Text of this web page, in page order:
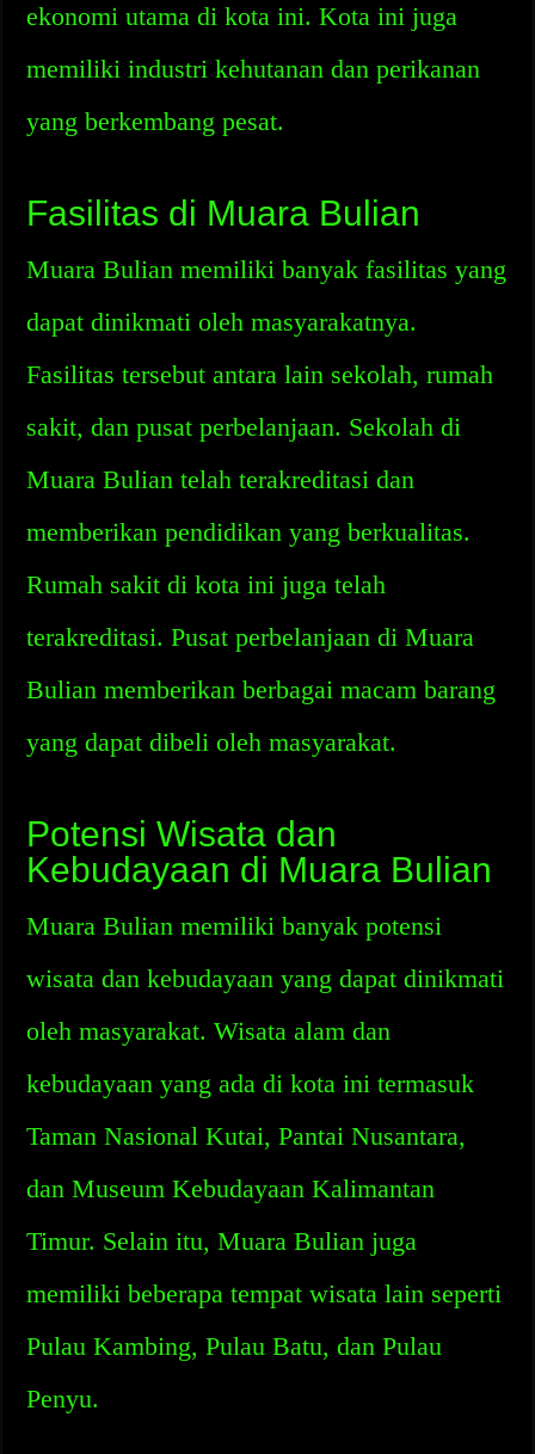
ekonomi utama di kota ini. Kota ini juga
memiliki industri kehutanan dan perikanan
yang berkembang pesat.
Fasilitas di Muara Bulian
Muara Bulian memiliki banyak fasilitas yang
dapat dinikmati oleh masyarakatnya.
Fasilitas tersebut antara lain sekolah, rumah
sakit, dan pusat perbelanjaan. Sekolah di
Muara Bulian telah terakreditasi dan
memberikan pendidikan yang berkualitas.
Rumah sakit di kota ini juga telah
terakreditasi. Pusat perbelanjaan di Muara
Bulian memberikan berbagai macam barang
yang dapat dibeli oleh masyarakat.
Potensi Wisata dan
Kebudayaan di Muara Bulian
Muara Bulian memiliki banyak potensi
wisata dan kebudayaan yang dapat dinikmati
oleh masyarakat. Wisata alam dan
kebudayaan yang ada di kota ini termasuk
Taman Nasional Kutai, Pantai Nusantara,
dan Museum Kebudayaan Kalimantan
Timur. Selain itu, Muara Bulian juga
memiliki beberapa tempat wisata lain seperti
Pulau Kambing, Pulau Batu, dan Pulau
Penyu.